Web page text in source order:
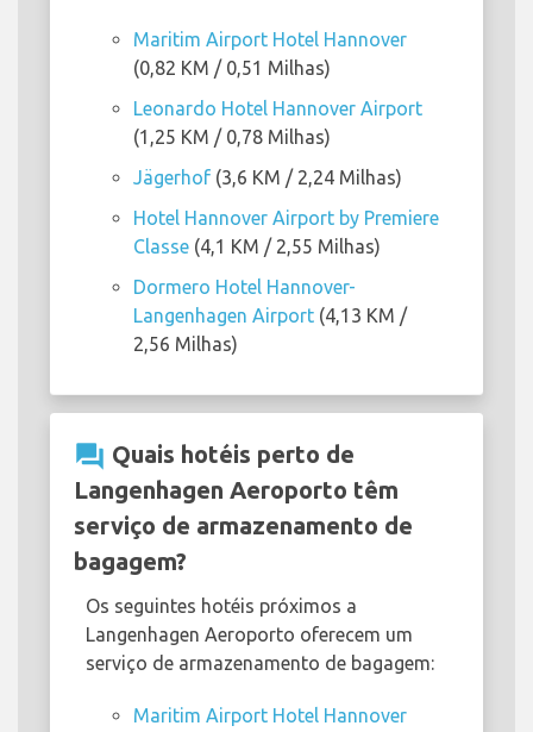
Maritim Airport Hotel Hannover
(0,82 KM / 0,51 Milhas)
Leonardo Hotel Hannover Airport
(1,25 KM / 0,78 Milhas)
Jägerhof (3,6 KM / 2,24 Milhas)
Hotel Hannover Airport by Premiere
Classe (4,1 KM / 2,55 Milhas)
Dormero Hotel Hannover-
Langenhagen Airport (4,13 KM /
2,56 Milhas)
question_answer Quais hotéis perto de
Langenhagen Aeroporto têm
serviço de armazenamento de
bagagem?
Os seguintes hotéis próximos a
Langenhagen Aeroporto oferecem um
serviço de armazenamento de bagagem:
Maritim Airport Hotel Hannover